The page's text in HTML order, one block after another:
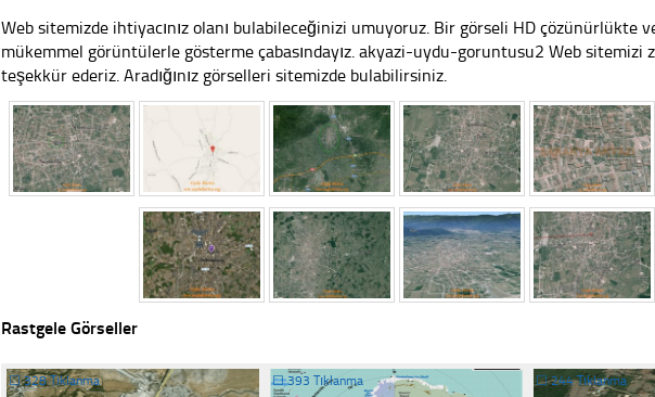
Web sitemizde ihtiyacınız olanı bulabileceğinizi umuyoruz. Bir görseli HD çözünürlükte
mükemmel görüntülerle gösterme çabasındayız. akyazi-uydu-goruntusu2 Web
teşekkür ederiz. Aradığınız görselleri sitemizde bulabilirsiniz.
Rastgele Görseller
☐328 Tıklanma ☐393 Tıklanma ☐244 Tıklanma